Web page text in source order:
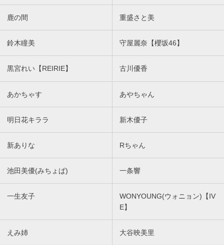
鹿の間 重盛さと美
鈴木瞳美 守屋麗奈【櫻坂46】
黒宮れい【REIRIE】 古川優香
あかちゃす あやちゃん
明日花キララ 新木優子
新ありな Rちゃん
池田美優(みちょぱ) 一条響
一生友子
WONYOUNG(ウォニョン)【IV
E】
えみ姉 大谷映美里